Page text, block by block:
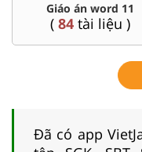
Giáo án word 11
( 84tài liệu )
Đã có app